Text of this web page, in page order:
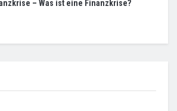
– Was ist eine Finanzkrise?